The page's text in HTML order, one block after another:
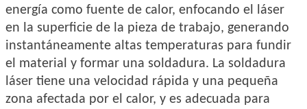
energía como fuente de calor, enfocando el láser
en la superficie de la pieza de trabajo, generando
instantáneamente altas temperaturas para fundir
el material y formar una soldadura. La soldadura
láser tiene una velocidad rápida y una pequeña
zona afectada por el calor, y es adecuada para